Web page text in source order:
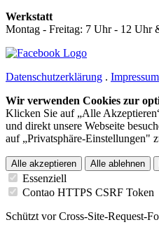
Werkstatt
Montag - Freitag: 7 Uhr - 12 Uhr
Datenschutzerklärung . Impressum
Wir verwenden Cookies zur
Klicken Sie auf „Alle
und direkt unsere Webseite
auf „Privatsphäre-Einstellungen"
Alle akzeptieren Alle ablehnen
Essenziell
Contao HTTPS CSRF Token
Schützt vor Cross-Site-Request-